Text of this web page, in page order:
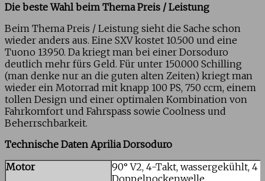
Die beste Wahl beim Thema Preis / Leistung
Beim Thema Preis / Leistung sieht die Sache schon
wieder anders aus. Eine SXV kostet 10.500 und eine
Tuono 13.950. Da kriegt man bei einer Dorsoduro
deutlich mehr fürs Geld. Für unter 150.000 Schilling
(man denke nur an die guten alten Zeiten) kriegt man
wieder ein Motorrad mit knapp 100 PS, 750 ccm, einem
tollen Design und einer optimalen Kombination von
Fahrkomfort und Fahrspass sowie Coolness und
Beherrschbarkeit.
Technische Daten Aprilia Dorsoduro
Motor
90° V2, 4-Takt, wassergekühlt,
Doppelnockenwelle